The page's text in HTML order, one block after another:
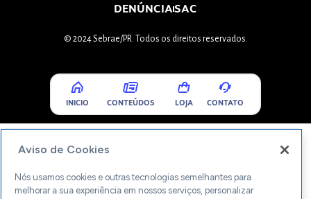
DENÚNCIASAC
© 2024 Sebrae/PR. Todos os direitos reservados.
INICIO CONTEÚDOS LOJA CONTATO
Aviso de Cookies
Nós usamos cookies e outras tecnologias semelhantes para
melhorar a sua experiência em nossos serviços, personalizar